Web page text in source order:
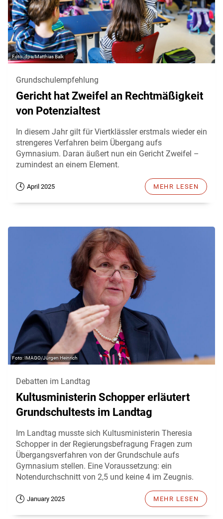
dpa/Matthias Balk
Grundschulempfehlung
Gericht hat Zweifel an Rechtmäßigkeit
von Potenzialtest
In diesem Jahr gilt für Viertklässler erstmals wieder ein
strengeres Verfahren beim Übergang aufs
Gymnasium. Daran äußert nun ein Gericht Zweifel –
zumindest an einem Element.
April 2025 MEHR LESEN
IMAGO/Jürgen Heinrich
Debatten im Landtag
Kultusministerin Schopper erläutert
Grundschultests im Landtag
Im Landtag musste sich Kultusministerin Theresia
Schopper in der Regierungsbefragung Fragen zum
Übergangsverfahren von der Grundschule aufs
Gymnasium stellen. Eine Voraussetzung: ein
Notendurchschnitt von 2,5 und keine 4 im Zeugnis.
January 2025 MEHR LESEN